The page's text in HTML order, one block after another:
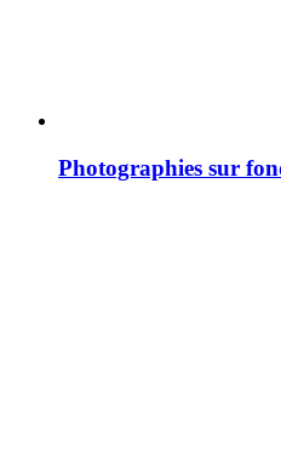
Photographies sur